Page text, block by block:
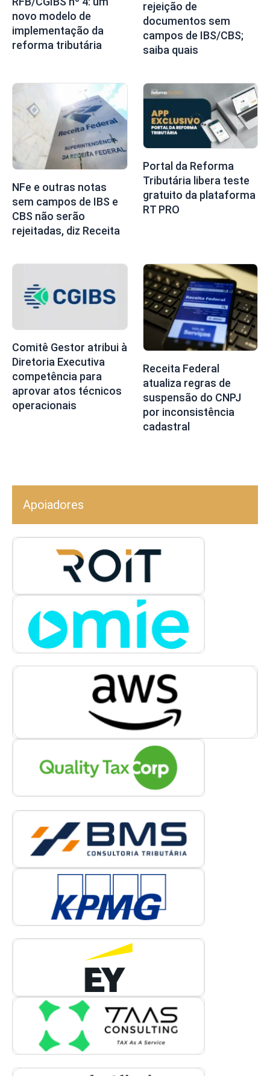
novo modelo de
implementação da
reforma tributária
rejeição de
documentos sem
campos de IBS/CBS;
saiba quais
NFe e outras notas
sem campos de IBS e
CBS não serão
rejeitadas, diz Receita
Portal da Reforma
Tributária libera teste
gratuito da plataforma
RT PRO
Comitê Gestor atribui à
Diretoria Executiva
competência para
aprovar atos técnicos
operacionais
Receita Federal
atualiza regras de
suspensão do CNPJ
por inconsistência
cadastral
Apoiadores